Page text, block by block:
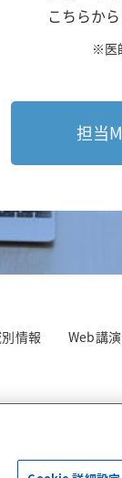
こちらか
※医
担当
情報 Web講
リシー ご利用